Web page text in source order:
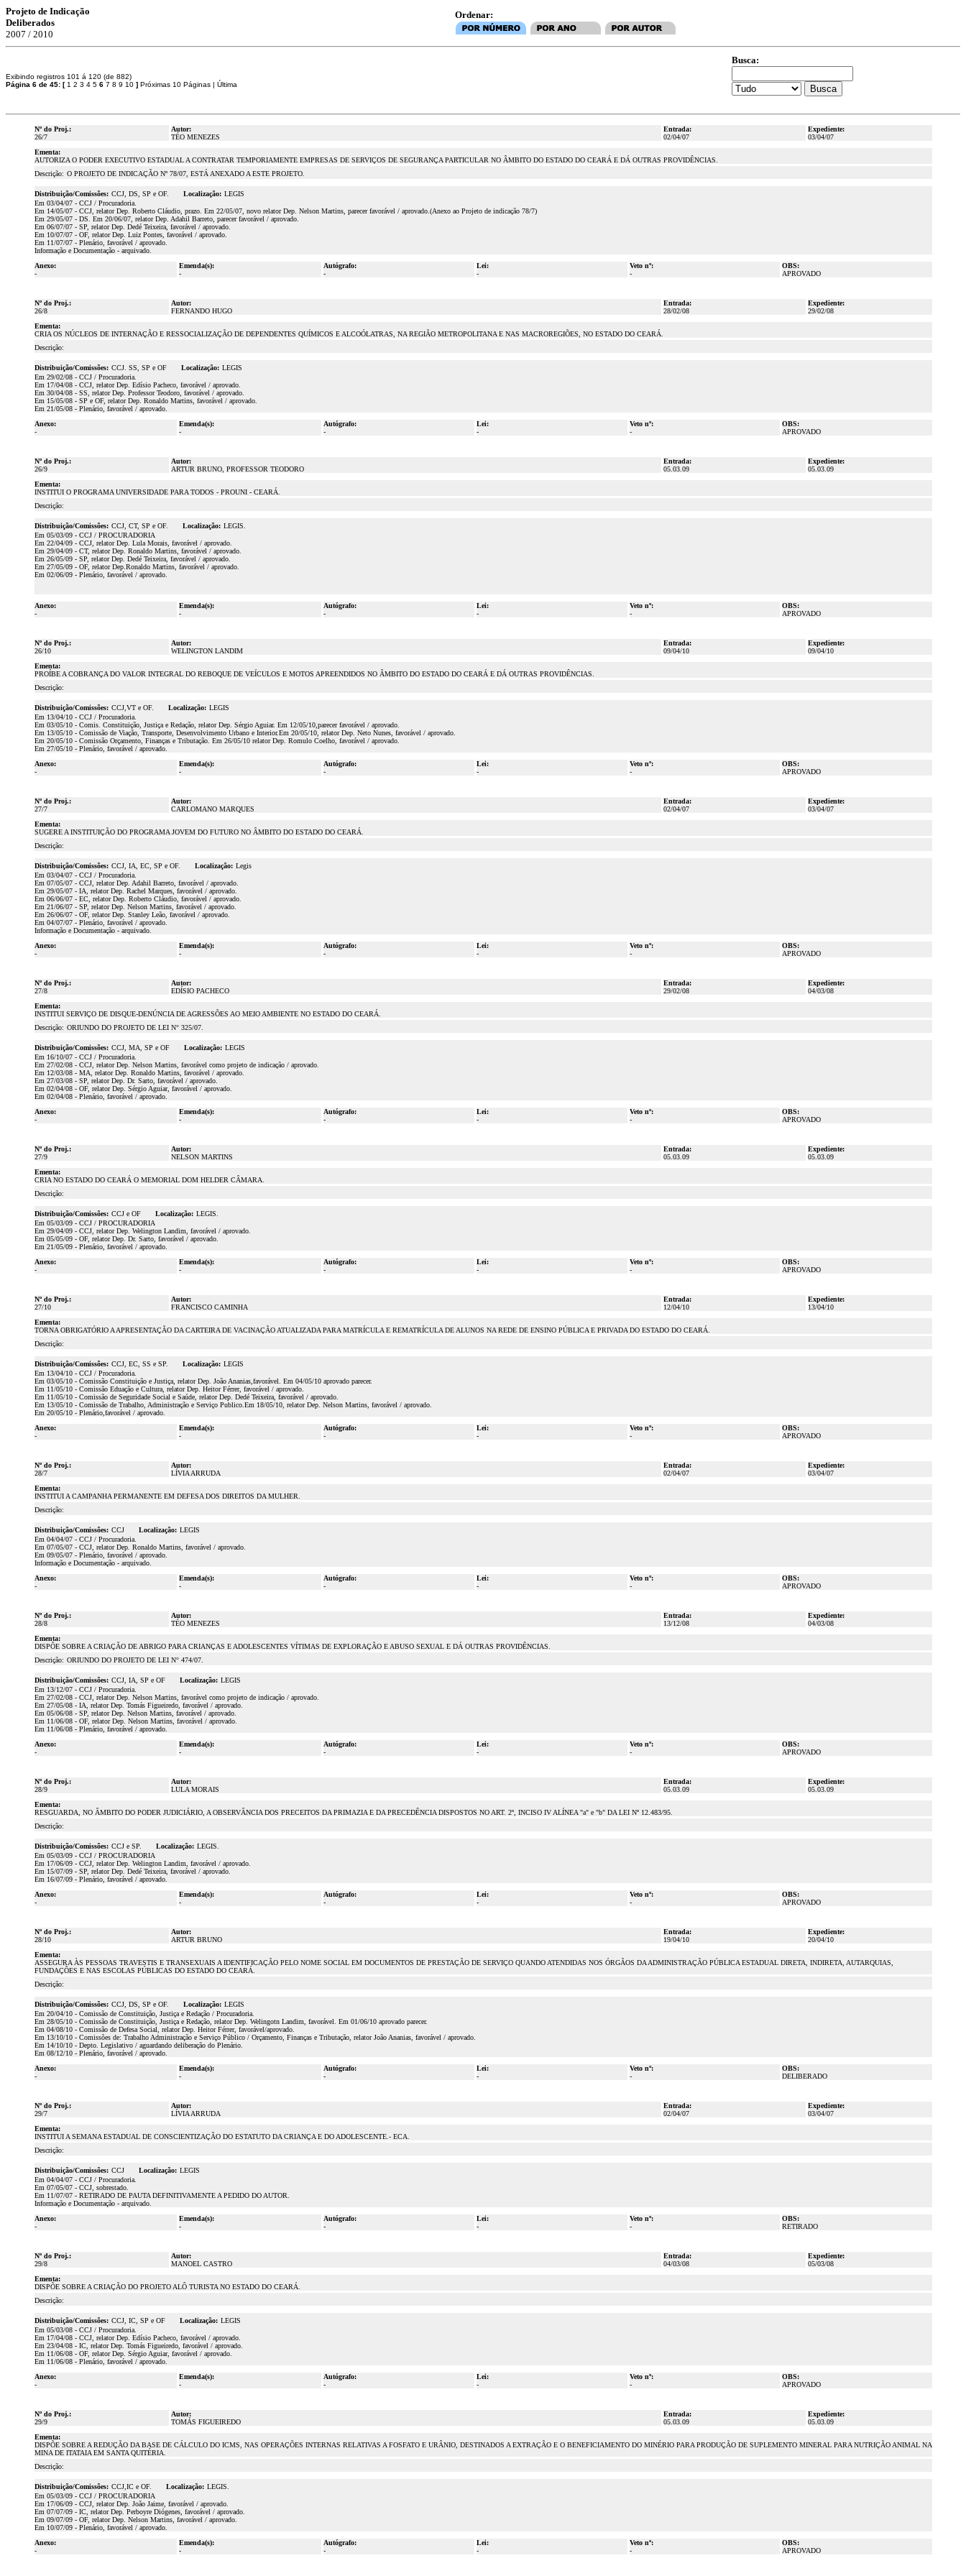
Projeto de Indicação
Deliberados
2007 / 2010
Ordenar:
Exibindo registros 101 á 120 (de 882)
Página 6 de 45: [ 1 2 3 4 5 6 7 8 9 10 ] Próximas 10 Páginas | Última
Busca:
Nº do Proj.:
26/7
Autor:
TÉO MENEZES
Entrada:
02/04/07
Expediente:
03/04/07
Ementa:
AUTORIZA O PODER EXECUTIVO ESTADUAL A CONTRATAR TEMPORIAMENTE EMPRESAS DE SERVIÇOS DE SEGURANÇA PARTICULAR NO ÂMBITO DO ESTADO DO CEARÁ E DÁ OUTRAS PROVIDÊNCIAS.
Descrição: O PROJETO DE INDICAÇÃO Nº 78/07, ESTÁ ANEXADO A ESTE PROJETO.
Distribuição/Comissões: CCJ, DS, SP e OF. Localização: LEGIS
Em 03/04/07 - CCJ / Procuradoria.
Em 14/05/07 - CCJ, relator Dep. Roberto Cláudio, prazo. Em 22/05/07, novo relator Dep. Nelson Martins, parecer favorável / aprovado.(Anexo ao Projeto de indicação 78/7)
Em 29/05/07 - DS. Em 20/06/07, relator Dep. Adahil Barreto, parecer favorável / aprovado.
Em 06/07/07 - SP, relator Dep. Dedé Teixeira, favorável / aprovado.
Em 10/07/07 - OF, relator Dep. Luiz Pontes, favorável / aprovado.
Em 11/07/07 - Plenário, favorável / aprovado.
Informação e Documentação - arquivado.
Anexo:
-
Emenda(s):
-
Autógrafo:
-
Lei:
-
Veto nº:
-
OBS:
APROVADO
Nº do Proj.:
26/8
Autor:
FERNANDO HUGO
Entrada:
28/02/08
Expediente:
29/02/08
Ementa:
CRIA OS NÚCLEOS DE INTERNAÇÃO E RESSOCIALIZAÇÃO DE DEPENDENTES QUÍMICOS E ALCOÓLATRAS, NA REGIÃO METROPOLITANA E NAS MACROREGIÕES, NO ESTADO DO CEARÁ.
Descrição:
Distribuição/Comissões: CCJ. SS, SP e OF Localização: LEGIS
Em 29/02/08 - CCJ / Procuradoria.
Em 17/04/08 - CCJ, relator Dep. Edísio Pacheco, favorável / aprovado.
Em 30/04/08 - SS, relator Dep. Professor Teodoro, favorável / aprovado.
Em 15/05/08 - SP e OF, relator Dep. Ronaldo Martins, favorável / aprovado.
Em 21/05/08 - Plenário, favorável / aprovado.
Anexo:
-
Emenda(s):
-
Autógrafo:
-
Lei:
-
Veto nº:
-
OBS:
APROVADO
Nº do Proj.:
26/9
Autor:
ARTUR BRUNO, PROFESSOR TEODORO
Entrada:
05.03.09
Expediente:
05.03.09
Ementa:
INSTITUI O PROGRAMA UNIVERSIDADE PARA TODOS - PROUNI - CEARÁ.
Descrição:
Distribuição/Comissões: CCJ, CT, SP e OF. Localização: LEGIS.
Em 05/03/09 - CCJ / PROCURADORIA
Em 22/04/09 - CCJ, relator Dep. Lula Morais, favorável / aprovado.
Em 29/04/09 - CT, relator Dep. Ronaldo Martins, favorável / aprovado.
Em 26/05/09 - SP, relator Dep. Dedé Teixeira, favorável / aprovado.
Em 27/05/09 - OF, relator Dep.Ronaldo Martins, favorável / aprovado.
Em 02/06/09 - Plenário, favorável / aprovado.
Anexo:
-
Emenda(s):
-
Autógrafo:
-
Lei:
-
Veto nº:
-
OBS:
APROVADO
Nº do Proj.:
26/10
Autor:
WELINGTON LANDIM
Entrada:
09/04/10
Expediente:
09/04/10
Ementa:
PROÍBE A COBRANÇA DO VALOR INTEGRAL DO REBOQUE DE VEÍCULOS E MOTOS APREENDIDOS NO ÂMBITO DO ESTADO DO CEARÁ E DÁ OUTRAS PROVIDÊNCIAS.
Descrição:
Distribuição/Comissões: CCJ,VT e OF. Localização: LEGIS
Em 13/04/10 - CCJ / Procuradoria.
Em 03/05/10 - Comis. Constituição, Justiça e Redação, relator Dep. Sérgio Aguiar. Em 12/05/10,parecer favorável / aprovado.
Em 13/05/10 - Comissão de Viação, Transporte, Desenvolvimento Urbano e Interior.Em 20/05/10, relator Dep. Neto Nunes, favorável / aprovado.
Em 20/05/10 - Comissão Orçamento, Finanças e Tributação. Em 26/05/10 relator Dep. Romulo Coelho, favorável / aprovado.
Em 27/05/10 - Plenário, favorável / aprovado.
Anexo:
-
Emenda(s):
-
Autógrafo:
-
Lei:
-
Veto nº:
-
OBS:
APROVADO
Nº do Proj.:
27/7
Autor:
CARLOMANO MARQUES
Entrada:
02/04/07
Expediente:
03/04/07
Ementa:
SUGERE A INSTITUIÇÃO DO PROGRAMA JOVEM DO FUTURO NO ÂMBITO DO ESTADO DO CEARÁ.
Descrição:
Distribuição/Comissões: CCJ, IA, EC, SP e OF. Localização: Legis
Em 03/04/07 - CCJ / Procuradoria.
Em 07/05/07 - CCJ, relator Dep. Adahil Barreto, favorável / aprovado.
Em 29/05/07 - IA, relator Dep. Rachel Marques, favorável / aprovado.
Em 06/06/07 - EC, relator Dep. Roberto Cláudio, favorável / aprovado.
Em 21/06/07 - SP, relator Dep. Nelson Martins, favorável / aprovado.
Em 26/06/07 - OF, relator Dep. Stanley Leão, favorável / aprovado.
Em 04/07/07 - Plenário, favorável / aprovado.
Informação e Documentação - arquivado.
Anexo:
-
Emenda(s):
-
Autógrafo:
-
Lei:
-
Veto nº:
-
OBS:
APROVADO
Nº do Proj.:
27/8
Autor:
EDÍSIO PACHECO
Entrada:
29/02/08
Expediente:
04/03/08
Ementa:
INSTITUI SERVIÇO DE DISQUE-DENÚNCIA DE AGRESSÕES AO MEIO AMBIENTE NO ESTADO DO CEARÁ.
Descrição: ORIUNDO DO PROJETO DE LEI N° 325/07.
Distribuição/Comissões: CCJ, MA, SP e OF Localização: LEGIS
Em 16/10/07 - CCJ / Procuradoria.
Em 27/02/08 - CCJ, relator Dep. Nelson Martins, favorável como projeto de indicação / aprovado.
Em 12/03/08 - MA, relator Dep. Ronaldo Martins, favorável / aprovado.
Em 27/03/08 - SP, relator Dep. Dr. Sarto, favorável / aprovado.
Em 02/04/08 - OF, relator Dep. Sérgio Aguiar, favorável / aprovado.
Em 02/04/08 - Plenário, favorável / aprovado.
Anexo:
-
Emenda(s):
-
Autógrafo:
-
Lei:
-
Veto nº:
-
OBS:
APROVADO
Nº do Proj.:
27/9
Autor:
NELSON MARTINS
Entrada:
05.03.09
Expediente:
05.03.09
Ementa:
CRIA NO ESTADO DO CEARÁ O MEMORIAL DOM HELDER CÂMARA.
Descrição:
Distribuição/Comissões: CCJ e OF Localização: LEGIS.
Em 05/03/09 - CCJ / PROCURADORIA
Em 29/04/09 - CCJ, relator Dep. Welington Landim, favorável / aprovado.
Em 05/05/09 - OF, relator Dep. Dr. Sarto, favorável / aprovado.
Em 21/05/09 - Plenário, favorável / aprovado.
Anexo:
-
Emenda(s):
-
Autógrafo:
-
Lei:
-
Veto nº:
-
OBS:
APROVADO
Nº do Proj.:
27/10
Autor:
FRANCISCO CAMINHA
Entrada:
12/04/10
Expediente:
13/04/10
Ementa:
TORNA OBRIGATÓRIO A APRESENTAÇÃO DA CARTEIRA DE VACINAÇÃO ATUALIZADA PARA MATRÍCULA E REMATRÍCULA DE ALUNOS NA REDE DE ENSINO PÚBLICA E PRIVADA DO ESTADO DO CEARÁ.
Descrição:
Distribuição/Comissões: CCJ, EC, SS e SP. Localização: LEGIS
Em 13/04/10 - CCJ / Procuradoria.
Em 03/05/10 - Comissão Constituição e Justiça, relator Dep. João Ananias,favorável. Em 04/05/10 aprovado parecer.
Em 11/05/10 - Comissão Eduação e Cultura, relator Dep. Heitor Férrer, favorável / aprovado.
Em 11/05/10 - Comissão de Seguridade Social e Saúde, relator Dep. Dedé Teixeira, favorável / aprovado.
Em 13/05/10 - Comissão de Trabalho, Administração e Serviço Publico.Em 18/05/10, relator Dep. Nelson Martins, favorável / aprovado.
Em 20/05/10 - Plenário,favorável / aprovado.
Anexo:
-
Emenda(s):
-
Autógrafo:
-
Lei:
-
Veto nº:
-
OBS:
APROVADO
Nº do Proj.:
28/7
Autor:
LÍVIA ARRUDA
Entrada:
02/04/07
Expediente:
03/04/07
Ementa:
INSTITUI A CAMPANHA PERMANENTE EM DEFESA DOS DIREITOS DA MULHER.
Descrição:
Distribuição/Comissões: CCJ Localização: LEGIS
Em 04/04/07 - CCJ / Procuradoria.
Em 07/05/07 - CCJ, relator Dep. Ronaldo Martins, favorável / aprovado.
Em 09/05/07 - Plenário, favorável / aprovado.
Informação e Documentação - arquivado.
Anexo:
-
Emenda(s):
-
Autógrafo:
-
Lei:
-
Veto nº:
-
OBS:
APROVADO
Nº do Proj.:
28/8
Autor:
TÉO MENEZES
Entrada:
13/12/08
Expediente:
04/03/08
Ementa:
DISPÕE SOBRE A CRIAÇÃO DE ABRIGO PARA CRIANÇAS E ADOLESCENTES VÍTIMAS DE EXPLORAÇÃO E ABUSO SEXUAL E DÁ OUTRAS PROVIDÊNCIAS.
Descrição: ORIUNDO DO PROJETO DE LEI N° 474/07.
Distribuição/Comissões: CCJ, IA, SP e OF Localização: LEGIS
Em 13/12/07 - CCJ / Procuradoria.
Em 27/02/08 - CCJ, relator Dep. Nelson Martins, favorável como projeto de indicação / aprovado.
Em 27/05/08 - IA, relator Dep. Tomás Figueiredo, favorável / aprovado.
Em 05/06/08 - SP, relator Dep. Nelson Martins, favorável / aprovado.
Em 11/06/08 - OF, relator Dep. Nelson Martins, favorável / aprovado.
Em 11/06/08 - Plenário, favorável / aprovado.
Anexo:
-
Emenda(s):
-
Autógrafo:
-
Lei:
-
Veto nº:
-
OBS:
APROVADO
Nº do Proj.:
28/9
Autor:
LULA MORAIS
Entrada:
05.03.09
Expediente:
05.03.09
Ementa:
RESGUARDA, NO ÂMBITO DO PODER JUDICIÁRIO, A OBSERVÂNCIA DOS PRECEITOS DA PRIMAZIA E DA PRECEDÊNCIA DISPOSTOS NO ART. 2º, INCISO IV ALÍNEA "a" e "b" DA LEI Nº 12.483/95.
Descrição:
Distribuição/Comissões: CCJ e SP. Localização: LEGIS.
Em 05/03/09 - CCJ / PROCURADORIA
Em 17/06/09 - CCJ, relator Dep. Welington Landim, favorável / aprovado.
Em 15/07/09 - SP, relator Dep. Dedé Teixeira, favorável / aprovado.
Em 16/07/09 - Plenário, favorável / aprovado.
Anexo:
-
Emenda(s):
-
Autógrafo:
-
Lei:
-
Veto nº:
-
OBS:
APROVADO
Nº do Proj.:
28/10
Autor:
ARTUR BRUNO
Entrada:
19/04/10
Expediente:
20/04/10
Ementa:
ASSEGURA ÀS PESSOAS TRAVESTIS E TRANSEXUAIS A IDENTIFICAÇÃO PELO NOME SOCIAL EM DOCUMENTOS DE PRESTAÇÃO DE SERVIÇO QUANDO ATENDIDAS NOS ÓRGÃOS DA ADMINISTRAÇÃO PÚBLICA ESTADUAL DIRETA, INDIRETA, AUTARQUIAS,
FUNDAÇÕES E NAS ESCOLAS PÚBLICAS DO ESTADO DO CEARÁ.
Descrição:
Distribuição/Comissões: CCJ, DS, SP e OF. Localização: LEGIS
Em 20/04/10 - Comissão de Constituição, Justiça e Redação / Procuradoria.
Em 28/05/10 - Comissão de Constituição, Justiça e Redação, relator Dep. Welingotn Landim, favorável. Em 01/06/10 aprovado parecer.
Em 04/08/10 - Comissão de Defesa Social, relator Dep. Heitor Férrer, favorável/aprovado.
Em 13/10/10 - Comissões de: Trabalho Administração e Serviço Público / Orçamento, Finanças e Tributação, relator João Ananias, favorável / aprovado.
Em 14/10/10 - Depto. Legislativo / aguardando deliberação do Plenário.
Em 08/12/10 - Plenário, favorável / aprovado.
Anexo:
-
Emenda(s):
-
Autógrafo:
-
Lei:
-
Veto nº:
-
OBS:
DELIBERADO
Nº do Proj.:
29/7
Autor:
LÍVIA ARRUDA
Entrada:
02/04/07
Expediente:
03/04/07
Ementa:
INSTITUI A SEMANA ESTADUAL DE CONSCIENTIZAÇÃO DO ESTATUTO DA CRIANÇA E DO ADOLESCENTE.- ECA.
Descrição:
Distribuição/Comissões: CCJ Localização: LEGIS
Em 04/04/07 - CCJ / Procuradoria.
Em 07/05/07 - CCJ, sobrestado.
Em 11/07/07 - RETIRADO DE PAUTA DEFINITIVAMENTE A PEDIDO DO AUTOR.
Informação e Documentação - arquivado.
Anexo:
-
Emenda(s):
-
Autógrafo:
-
Lei:
-
Veto nº:
-
OBS:
RETIRADO
Nº do Proj.:
29/8
Autor:
MANOEL CASTRO
Entrada:
04/03/08
Expediente:
05/03/08
Ementa:
DISPÕE SOBRE A CRIAÇÃO DO PROJETO ALÔ TURISTA NO ESTADO DO CEARÁ.
Descrição:
Distribuição/Comissões: CCJ, IC, SP e OF Localização: LEGIS
Em 05/03/08 - CCJ / Procuradoria.
Em 17/04/08 - CCJ, relator Dep. Edísio Pacheco, favorável / aprovado.
Em 23/04/08 - IC, relator Dep. Tomás Figueiredo, favorável / aprovado.
Em 11/06/08 - OF, relator Dep. Sérgio Aguiar, favorável / aprovado.
Em 11/06/08 - Plenário, favorável / aprovado.
Anexo:
-
Emenda(s):
-
Autógrafo:
-
Lei:
-
Veto nº:
-
OBS:
APROVADO
Nº do Proj.:
29/9
Autor:
TOMÁS FIGUEIREDO
Entrada:
05.03.09
Expediente:
05.03.09
Ementa:
DISPÕE SOBRE A REDUÇÃO DA BASE DE CÁLCULO DO ICMS, NAS OPERAÇÕES INTERNAS RELATIVAS A FOSFATO E URÂNIO, DESTINADOS A EXTRAÇÃO E O BENEFICIAMENTO DO MINÉRIO PARA PRODUÇÃO DE SUPLEMENTO MINERAL PARA NUTRIÇÃO ANIMAL NA
MINA DE ITATAIA EM SANTA QUITÉRIA.
Descrição:
Distribuição/Comissões: CCJ,IC e OF. Localização: LEGIS.
Em 05/03/09 - CCJ / PROCURADORIA
Em 17/06/09 - CCJ, relator Dep. João Jaime, favorável / aprovado.
Em 07/07/09 - IC, relator Dep. Perboyre Diógenes, favorável / aprovado.
Em 09/07/09 - OF, relator Dep. Nelson Martins, favorável / aprovado.
Em 10/07/09 - Plenário, favorável / aprovado.
Anexo:
-
Emenda(s):
-
Autógrafo:
-
Lei:
-
Veto nº:
-
OBS:
APROVADO